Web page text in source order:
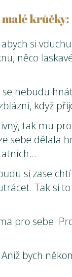
krůčky:
si
něco
nebudu
když
tak mu
sebe dělala
si zase
Tak si
pro sebe.
bych